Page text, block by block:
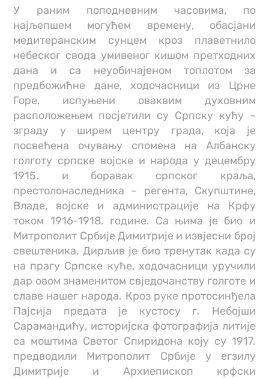
У раним поподневним часовима, по
најљепшем могућем времену, обасјани
медитеранским сунцем кроз плаветнило
небеског свода умивеног кишом претходних
дана и са неуобичајеном топлотом за
предбожићне дане, ходочасници из Црне
Горе, испуњени оваквим духовним
расположењем посјетили су Српску кућу –
зграду у ширем центру града, која је
посвећена очувању спомена на Албанску
голготу српске војске и народа у децембру
1915. и боравак српског краља,
престолонаследника – регента, Скупштине,
Владе, војске и администрације на Крфу
током 1916-1918. године. Са њима је био и
Митрополит Србије Димитрије и извјесни број
свештеника. Дирљив је био тренутак када су
на прагу Српске куће, ходочасници уручили
дар овом знаменитом свједочанству голготе и
славе нашег народа. Кроз руке протосинђела
Пајсија предата је кустосу г. Небојши
Сарамандићу, историјска фотографија литије
са моштима Светог Спиридона коју су 1917.
предводили Митрополит Србије у егзилу
Димитрије и Архиепископ крфски